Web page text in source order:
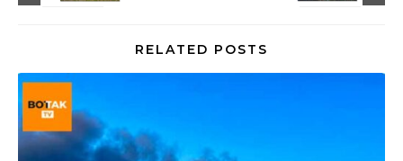
RELATED POSTS